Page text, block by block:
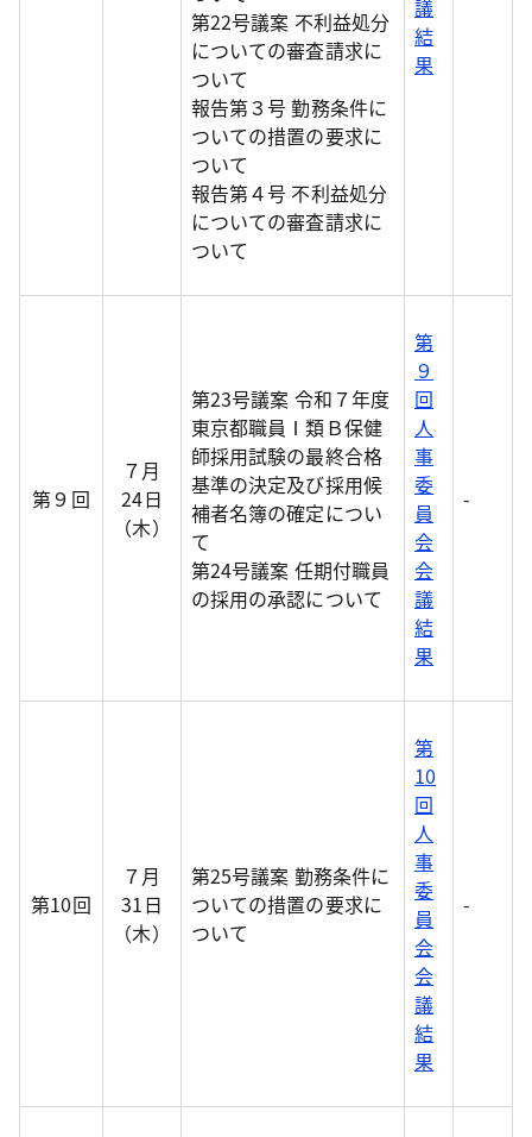
第22号議案 不利益処分
についての審査請求に
ついて
報告第３号 勤務条件に
ついての措置の要求に
ついて
報告第４号 不利益処分
についての審査請求に
ついて
議
結
果
第９回
７月
24日
（木）
第23号議案 令和７年度
東京都職員Ⅰ類Ｂ保健
師採用試験の最終合格
基準の決定及び採用候
補者名簿の確定につい
て
第24号議案 任期付職員
の採用の承認について
第
９
回
人
事
委
員
会
会
議
結
果
-
第10回
７月
31日
（木）
第25号議案 勤務条件に
ついての措置の要求に
ついて
第
10
回
人
事
委
員
会
会
議
結
果
-